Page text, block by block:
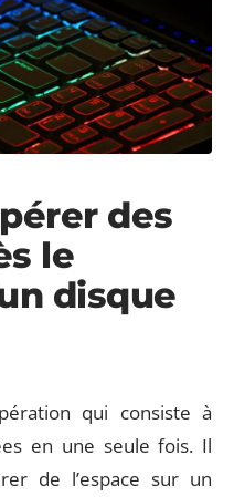
des
le
disque
qui consiste à
en une seule fois. Il
de l’espace sur un